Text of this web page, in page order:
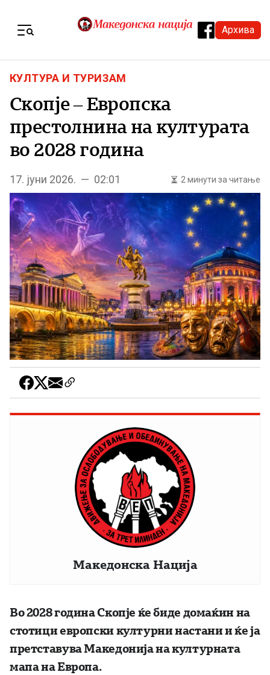
Архива
КУЛТУРА И ТУРИЗАМ
Скопје – Европска
престолнина на културата
во 2028 година
17. јуни 2026. — 02:01 2 минути за читање
Македонска Нација
Во 2028 година Скопје ќе биде домаќин на
стотици европски културни настани и ќе ја
претставува Македонија на културната
мапа на Европа.